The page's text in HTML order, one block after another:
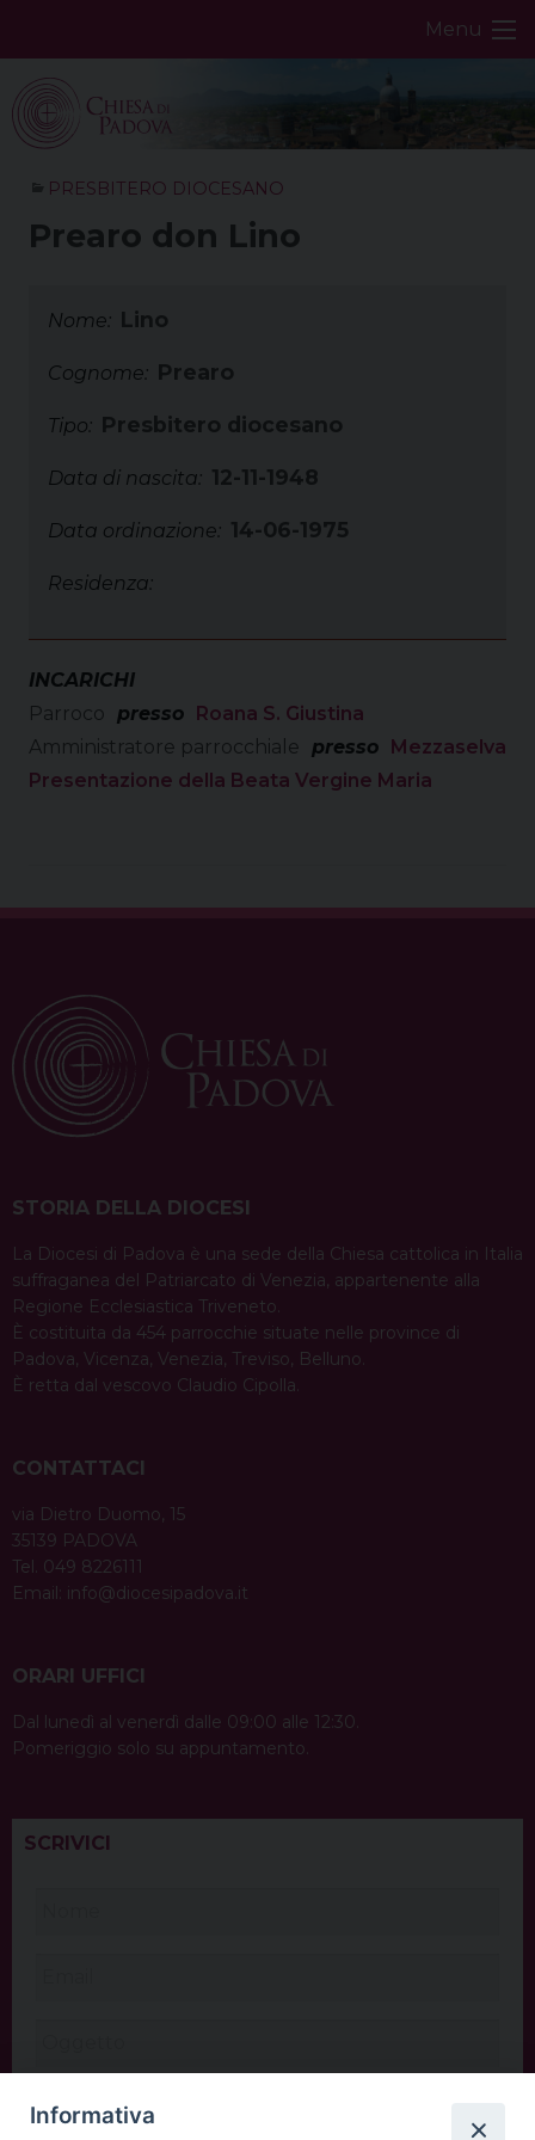
Menu
PRESBITERO DIOCESANO
Prearo don Lino
Nome: Lino
Cognome: Prearo
Tipo: Presbitero diocesano
Data di nascita: 12-11-1948
Data ordinazione: 14-06-1975
Residenza:
INCARICHI
Parroco
presso Roana S. Giustina
Amministratore parrocchiale
presso Mezzaselva
Presentazione della Beata Vergine Maria
STORIA DELLA DIOCESI
La Diocesi di Padova è una sede della Chiesa cattolica in Italia
suffraganea del Patriarcato di Venezia, appartenente alla
Regione Ecclesiastica Triveneto.
È costituita da 454 parrocchie situate nelle province di
Padova, Vicenza, Venezia, Treviso, Belluno.
È retta dal vescovo Claudio Cipolla.
CONTATTACI
via Dietro Duomo, 15
35139 PADOVA
Tel. 049 8226111
Email: info@diocesipadova.it
ORARI UFFICI
Dal lunedì al venerdì dalle 09:00 alle 12:30.
Pomeriggio solo su appuntamento.
SCRIVICI
Informativa